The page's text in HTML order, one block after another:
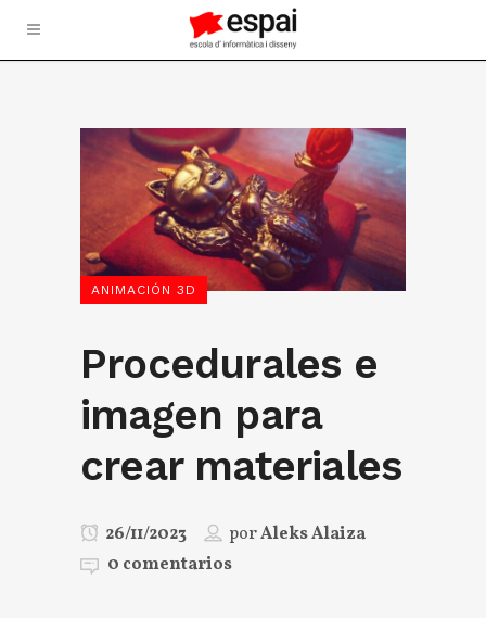
ANIMACIÓN 3D
Procedurales e
imagen para
crear materiales
26/11/2023 porAleks Alaiza
0 comentarios